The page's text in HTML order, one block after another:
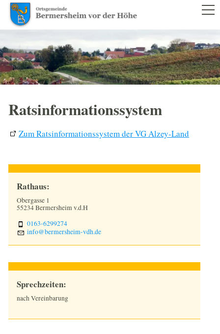
RATHAUS
RATSINFORMATIONSSYSTEM
SATZUNGEN
GEMEINDERAT UND VERWALTUNG
BÜRGERSERVICE
LEBEN IM ORT
TOURISMUS & KULTUR
1250 JAHRE
Ratsinformationssystem
Zum Ratsinformationssystem der VG Alzey-Land
Rathaus:
Obergasse 1
55234 Bermersheim v.d.H
0163-6299274
nf
b rm rsh m-vdhd
Sprechzeiten:
nach Vereinbarung